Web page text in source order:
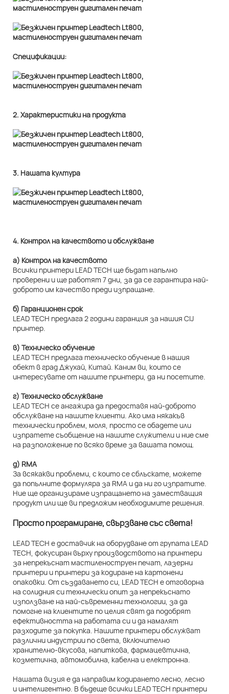
Спецификации:
2. Характеристики на продукта
3. Нашата култура
4. Контрол на качеството и обслужване
а) Контрол на качеството
Всички принтери LEAD TECH ще бъдат напълно
проверени и ще работят 7 дни, за да се гарантира най-
доброто им качество преди изпращане.
б) Гаранционен срок
LEAD TECH предлага 2 години гаранция за нашия CIJ
принтер.
в) Техническо обучение
LEAD TECH предлага техническо обучение в нашия
обект в град Джухай, Китай. Каним ви, които се
интересувате от нашите принтери, да ни посетите.
г) Техническо обслужване
LEAD TECH се ангажира да предоставя най-доброто
обслужване на нашите клиенти. Ако има някакъв
технически проблем, моля, просто се обадете или
изпратете съобщение на нашите служители и ние сме
на разположение по всяко време за вашата помощ.
д) RMA
За всякакви проблеми, с които се сблъскате, можете
да попълните формуляра за RMA и да ни го изпратите.
Ние ще организираме изпращането на заместващия
продукт или ще ви предложим необходимите решения.
Просто програмиране, свързване със света!
LEAD TECH е доставчик на оборудване от групата LEAD
TECH, фокусиран върху производството на принтери
за непрекъснат мастиленоструен печат, лазерни
принтери и принтери за кодиране на картонени
опаковки. От създаването си, LEAD TECH е отговорна
на солидния си технически опит за непрекъснато
използване на най-съвременни технологии, за да
помогне на клиентите по целия свят да подобрят
ефективността на работата си и да намалят
разходите за покупка. Нашите принтери обслужват
различни индустрии по света, включително
хранително-вкусова, напиткова, фармацевтична,
козметична, автомобилна, кабелна и електронна.
Нашата визия е да направим кодирането лесно, лесно
и интелигентно. В бъдеще всички LEAD TECH принтери